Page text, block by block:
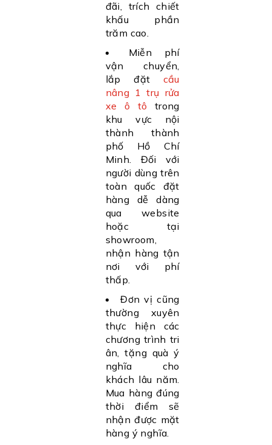
đãi, trích chiết
khấu phần
trăm cao.
Miễn phí
vận chuyển,
lắp đặt cầu
nâng 1 trụ rửa
xe ô tô trong
khu vực nội
thành thành
phố Hồ Chí
Minh. Đối với
người dùng trên
toàn quốc đặt
hàng dễ dàng
qua website
hoặc tại
showroom,
nhận hàng tận
nơi với phí
thấp.
Đơn vị cũng
thường xuyên
thực hiện các
chương trình tri
ân, tặng quà ý
nghĩa cho
khách lâu năm.
Mua hàng đúng
thời điểm sẽ
nhận được mặt
hàng ý nghĩa.